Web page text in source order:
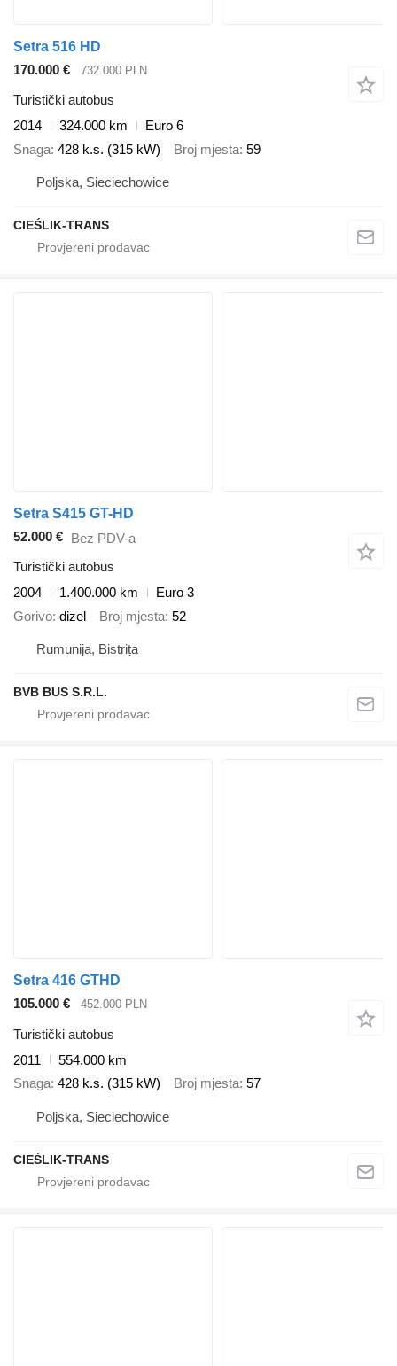
Setra 516 HD
170.000 €
732.000 PLN
Turistički autobus
2014
324.000 km
Euro 6
Snaga 428 k.s. (315 kW) Broj mjesta 59
Poljska, Sieciechowice
CIEŚLIK-TRANS
Setra S415 GT-HD
52.000 € Bez PDV-a
Turistički autobus
2004
1.400.000 km
Euro 3
Gorivo dizel Broj mjesta 52
Rumunija, Bistrița
BVB BUS S.R.L.
Setra 416 GTHD
105.000 €
452.000 PLN
Turistički autobus
2011
554.000 km
Snaga 428 k.s. (315 kW) Broj mjesta 57
Poljska, Sieciechowice
CIEŚLIK-TRANS